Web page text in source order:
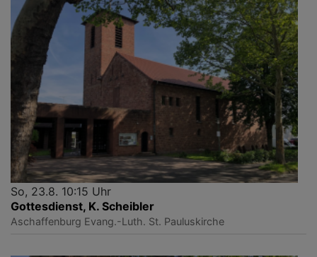
So, 23.8. 10:15 Uhr
Gottesdienst, K. Scheibler
Aschaffenburg Evang.-Luth. St. Pauluskirche